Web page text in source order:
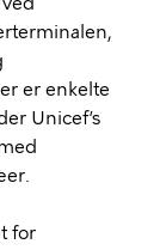
er enkelte
Unicef’s
for